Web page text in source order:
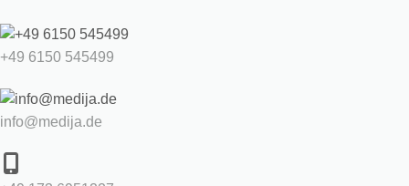
+49 6150 545499
info@medija.de